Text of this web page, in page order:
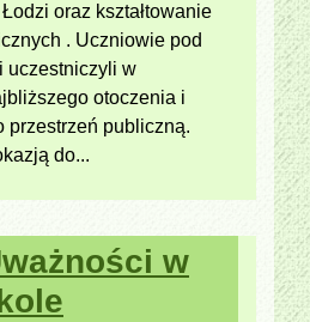
oraz kształtowanie
. Uczniowie pod
uczestniczyli w
otoczenia i
przestrzeń publiczną.
do...
w